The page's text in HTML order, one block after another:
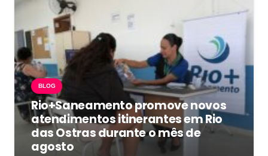
BLOG
Rio+Saneamento promove novos
atendimentos itinerantes em Rio
das Ostras durante o mês de
agosto